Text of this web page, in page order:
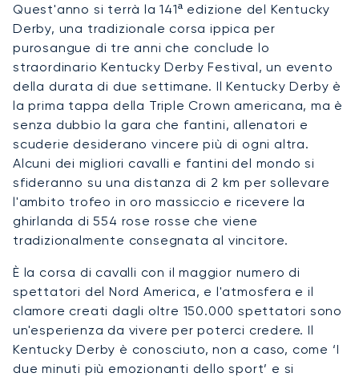
Quest'anno si terrà la 141ª edizione del Kentucky
Derby, una tradizionale corsa ippica per
purosangue di tre anni che conclude lo
straordinario Kentucky Derby Festival, un evento
della durata di due settimane. Il Kentucky Derby è
la prima tappa della Triple Crown americana, ma è
senza dubbio la gara che fantini, allenatori e
scuderie desiderano vincere più di ogni altra.
Alcuni dei migliori cavalli e fantini del mondo si
sfideranno su una distanza di 2 km per sollevare
l'ambito trofeo in oro massiccio e ricevere la
ghirlanda di 554 rose rosse che viene
tradizionalmente consegnata al vincitore.
È la corsa di cavalli con il maggior numero di
spettatori del Nord America, e l'atmosfera e il
clamore creati dagli oltre 150.000 spettatori sono
un'esperienza da vivere per poterci credere. Il
Kentucky Derby è conosciuto, non a caso, come ‘I
due minuti più emozionanti dello sport’ e si